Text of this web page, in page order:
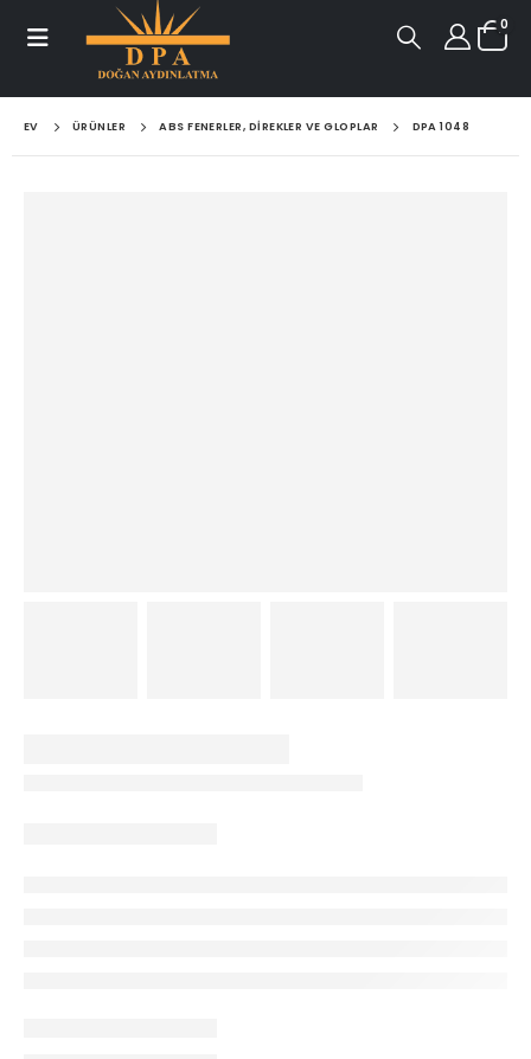
0
EV ÜRÜNLER ABS FENERLER, DIREKLER VE GLOPLAR DPA 1048